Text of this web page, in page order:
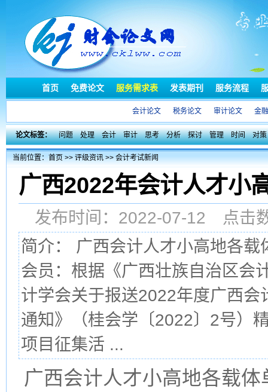
首页 免费论文 服务需求表 发表期刊 服务流程
会计论文 税务论文 审计论文 金
论文标签： 问题 处理 会计 审计 思考 分析 探讨 管理 时间 对策
当前位置：首页>>评级资讯>>会计考试新闻
广西2022年会计人才小
发布时间：2022-07-12 点
简介： 广西会计人才小高地各
会员：根据《广西壮族自治区会
计学会关于报送2022年度广西
通知》（桂会学〔2022〕2号）
项目征集活 ...
广西会计人才小高地各载